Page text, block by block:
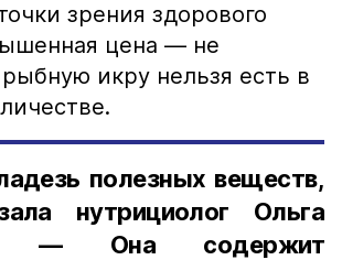
зрения здорового
цена — не
рыбную икру нельзя есть в
полезных веществ,
нутрициолог Ольга
— Она содержит